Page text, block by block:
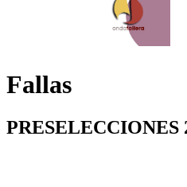
Fallas
PRESELECCIONES